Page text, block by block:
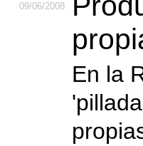
09/06/2008
En la